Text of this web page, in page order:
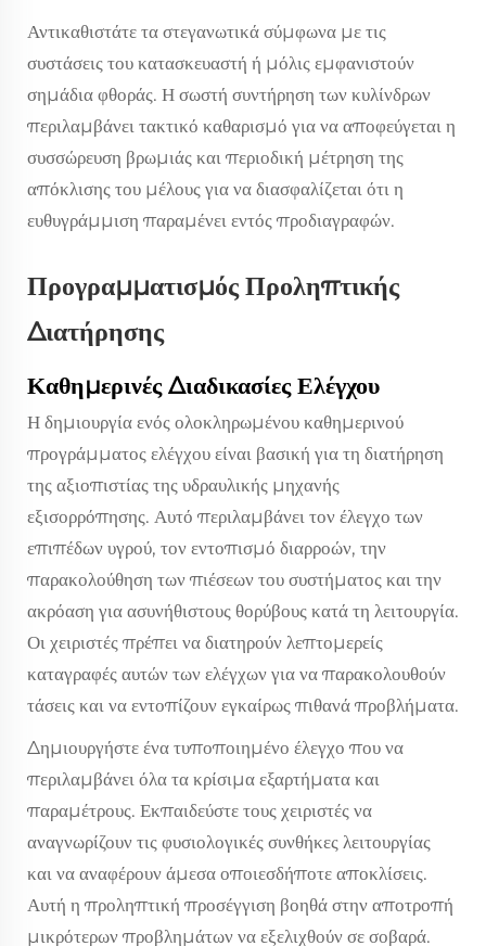
Αντικαθιστάτε τα στεγανωτικά σύμφωνα με τις
συστάσεις του κατασκευαστή ή μόλις εμφανιστούν
σημάδια φθοράς. Η σωστή συντήρηση των κυλίνδρων
περιλαμβάνει τακτικό καθαρισμό για να αποφεύγεται η
συσσώρευση βρωμιάς και περιοδική μέτρηση της
απόκλισης του μέλους για να διασφαλίζεται ότι η
ευθυγράμμιση παραμένει εντός προδιαγραφών.
Προγραμματισμός Προληπτικής
Διατήρησης
Καθημερινές Διαδικασίες Ελέγχου
Η δημιουργία ενός ολοκληρωμένου καθημερινού
προγράμματος ελέγχου είναι βασική για τη διατήρηση
της αξιοπιστίας της υδραυλικής μηχανής
εξισορρόπησης. Αυτό περιλαμβάνει τον έλεγχο των
επιπέδων υγρού, τον εντοπισμό διαρροών, την
παρακολούθηση των πιέσεων του συστήματος και την
ακρόαση για ασυνήθιστους θορύβους κατά τη λειτουργία.
Οι χειριστές πρέπει να διατηρούν λεπτομερείς
καταγραφές αυτών των ελέγχων για να παρακολουθούν
τάσεις και να εντοπίζουν εγκαίρως πιθανά προβλήματα.
Δημιουργήστε ένα τυποποιημένο έλεγχο που να
περιλαμβάνει όλα τα κρίσιμα εξαρτήματα και
παραμέτρους. Εκπαιδεύστε τους χειριστές να
αναγνωρίζουν τις φυσιολογικές συνθήκες λειτουργίας
και να αναφέρουν άμεσα οποιεσδήποτε αποκλίσεις.
Αυτή η προληπτική προσέγγιση βοηθά στην αποτροπή
μικρότερων προβλημάτων να εξελιχθούν σε σοβαρά.